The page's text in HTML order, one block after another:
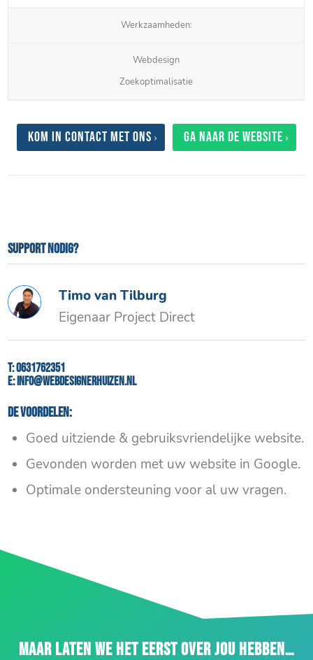
Werkzaamheden:
Webdesign
Zoekoptimalisatie
Kom in contact met ons Ga naar de website
Support nodig?
Timo van Tilburg
Eigenaar Project Direct
T:0631762351
E:info@webdesignerhuizen.nl
De voordelen:
Goed uitziende & gebruiksvriendelijke website.
Gevonden worden met uw website in Google.
Optimale ondersteuning voor al uw vragen.
MAAR LATEN WE HET EERST OVER JOU HEBBEN…